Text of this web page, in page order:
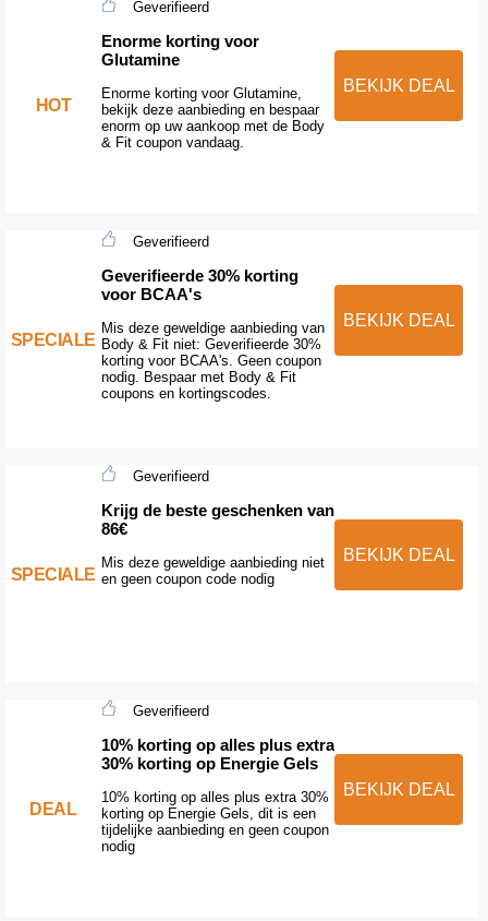
HOT
Geverifieerd
Enorme korting voor
Glutamine
Enorme korting voor Glutamine,
bekijk deze aanbieding en bespaar
enorm op uw aankoop met de Body
& Fit coupon vandaag.
BEKIJK DEAL
SPECIALE
Geverifieerd
Geverifieerde 30% korting
voor BCAA's
Mis deze geweldige aanbieding van
Body & Fit niet: Geverifieerde 30%
korting voor BCAA's. Geen coupon
nodig. Bespaar met Body & Fit
coupons en kortingscodes.
BEKIJK DEAL
SPECIALE
Geverifieerd
Krijg de beste geschenken van
86€
Mis deze geweldige aanbieding niet
en geen coupon code nodig
BEKIJK DEAL
DEAL
Geverifieerd
10% korting op alles plus extra
30% korting op Energie Gels
10% korting op alles plus extra 30%
korting op Energie Gels, dit is een
tijdelijke aanbieding en geen coupon
nodig
BEKIJK DEAL